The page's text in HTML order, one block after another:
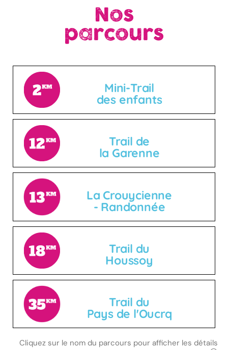
Nos
parcours
Mini-Trail
des enfants
Trail de
la Garenne
La Crouycienne
- Randonnée
Trail du
Houssoy
Trail du
Pays de l'Oucrq
Cliquez sur le nom du parcours pour afficher les détails